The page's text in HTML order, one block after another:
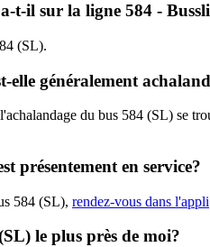
t-il sur la ligne 584 -
(SL).
elle généralement
du bus 584 (SL) se
présentement en service?
584 (SL), rendez-vous dans l'appli
le plus près de moi?